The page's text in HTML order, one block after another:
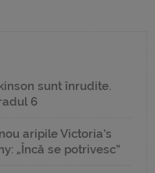
sunt înrudite.
6
aripile Victoria’s
„Încă se potrivesc”